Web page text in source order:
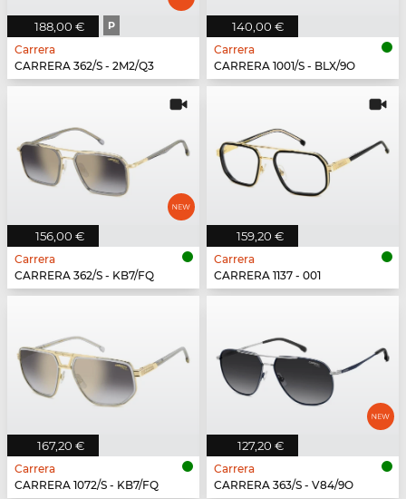
188,00 € P
Carrera
CARRERA 362/S - 2M2/Q3
140,00 €
Carrera
CARRERA 1001/S - BLX/9O
156,00 €
Carrera
CARRERA 362/S - KB7/FQ
159,20 €
Carrera
CARRERA 1137 - 001
167,20 €
Carrera
CARRERA 1072/S - KB7/FQ
127,20 €
Carrera
CARRERA 363/S - V84/9O